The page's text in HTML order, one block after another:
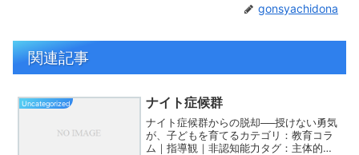
gonsyachidona
関連記事
Uncategorized ナイト症候群
ナイト症候群からの脱却──授けない勇気
が、子どもを育てるカテゴリ：教育コラ
ム｜指導観｜非認知能力タグ：主体的な